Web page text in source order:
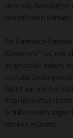
dem alle Beteiligten
beeinflussen können.
Da Garmisch-
Kommune“ ist, mit
verpflichtet haben,
und alle
Nicht nur ein
Schüler sollen
denken müssen.